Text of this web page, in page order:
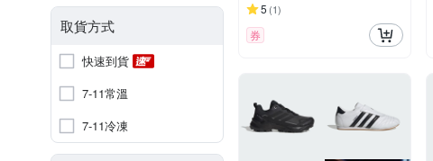
取貨方式
快速到貨
7-11常溫
7-11冷凍
5 (1)
券